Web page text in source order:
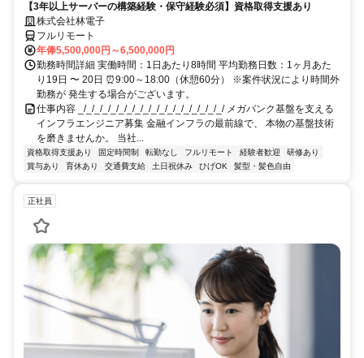
【3年以上サーバーの構築経験・保守経験必須】資格取得支援あり
株式会社林電子
フルリモート
年俸5,500,000円～6,500,000円
勤務時間詳細 実働時間：1日あたり8時間 平均勤務日数：1ヶ月あた
り19日 〜 20日 ⏰9:00～18:00（休憩60分） ※案件状況により時間外
勤務が 発生する場合がございます。
仕事内容 _/_/_/_/_/_/_/_/_/_/_/_/_/_/_/_/_/_/ メガバンク基盤を支える
インフラエンジニア募集 金融インフラの最前線で、 本物の基盤技術
を磨きませんか。 当社...
資格取得支援あり 固定時間制 転勤なし フルリモート 経験者歓迎
研修あり
賞与あり
育休あり 交通費支給 土日祝休み ひげOK 髪型・髪色自由
正社員